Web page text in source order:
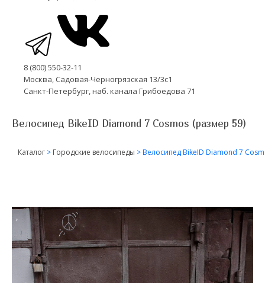
8 (800) 550-32-11
Москва, Садовая-Черногрязская 13/3с1
Санкт-Петербург, наб. канала Грибоедова 71
Велосипед BikeID Diamond 7 Cosmos (размер 59)
Каталог > Городские велосипеды >Велосипед BikeID Diamond 7